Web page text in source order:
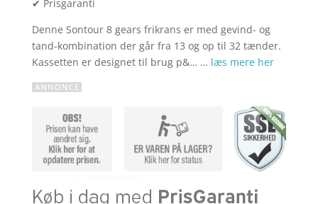
✔ Prisgaranti
Denne Sontour 8 gears frikrans er med gevind- og
tand-kombination der går fra 13 og op til 32 tænder.
Kassetten er designet til brug p&… … læs mere her